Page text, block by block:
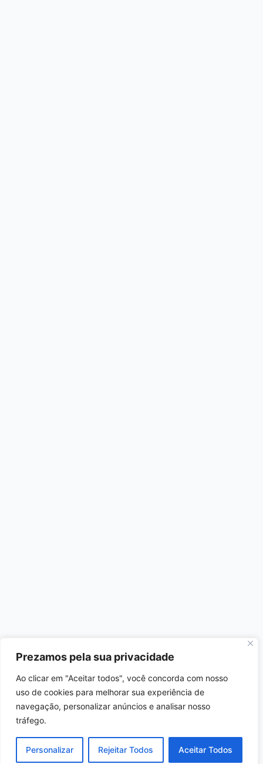
Prezamos pela sua privacidade
Ao clicar em "Aceitar todos", você concorda com nosso
uso de cookies para melhorar sua experiência de
navegação, personalizar anúncios e analisar nosso
tráfego.
Personalizar Rejeitar Todos Aceitar Todos